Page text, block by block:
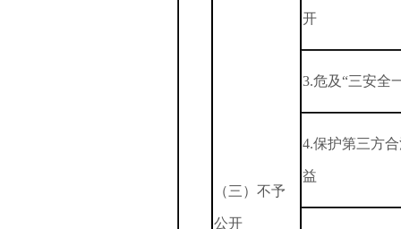
（三）不予
公开
开
3.危及“三安全
4.保护第三方
益